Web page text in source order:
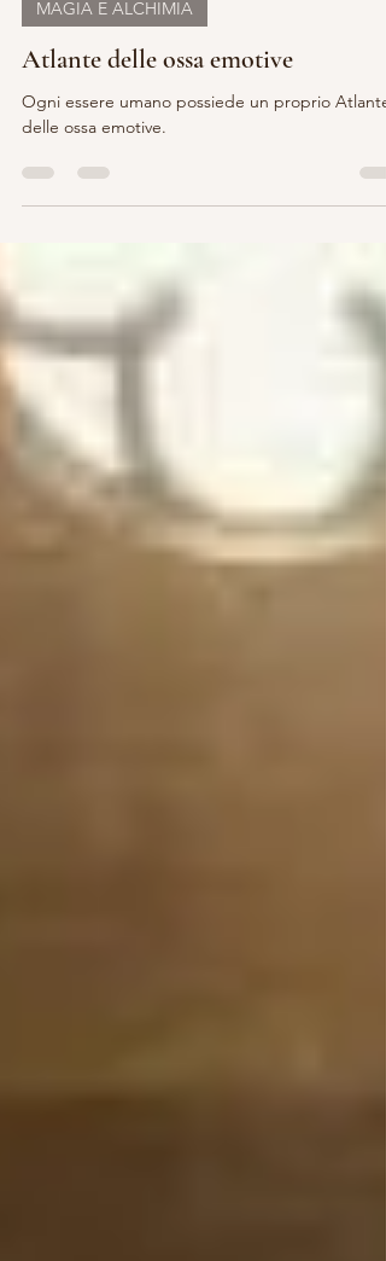
MAGIA E ALCHIMIA
Atlante delle ossa emotive
Ogni essere umano possiede un proprio Atlante
delle ossa emotive.